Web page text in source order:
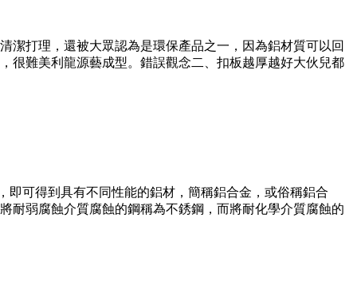
潔打理，還被大眾認為是環保產品之一，因為鋁材質可以回
很難美利龍源藝成型。錯誤觀念二、扣板越厚越好大伙兒都
可得到具有不同性能的鋁材，簡稱鋁合金，或俗稱鋁合
耐弱腐蝕介質腐蝕的鋼稱為不銹鋼，而將耐化學介質腐蝕的